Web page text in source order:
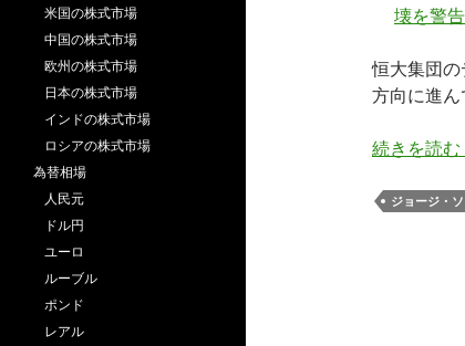
壊を警
恒大集団
方向に進ん
続きを読む
ジョージ・
米国の株式市場
中国の株式市場
欧州の株式市場
日本の株式市場
インドの株式市場
ロシアの株式市場
為替相場
人民元
ドル円
ユーロ
ルーブル
ポンド
レアル